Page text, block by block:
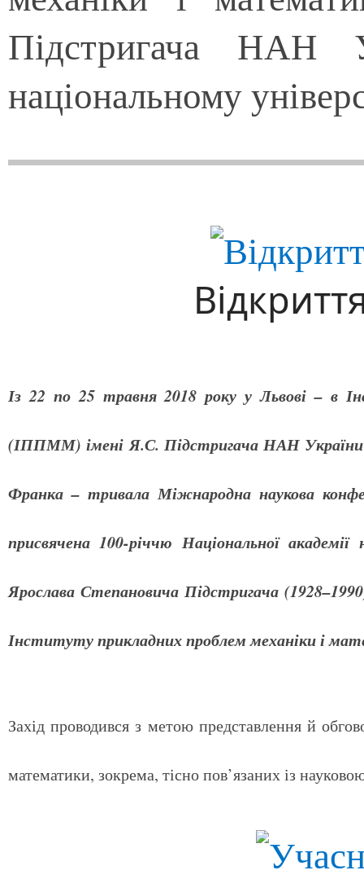
Підстригача НАН
національному
Із 22 по 25 травня 2018 року у Львові – в
(ІППММ) імені Я.С. Підстригача НАН України
Франка – тривала Міжнародна наукова
присвячена 100-річчю Національної
Ярослава Степановича Підстригача
Інституту прикладних проблем механіки і
Захід проводився з метою представлення й
математики, зокрема, тісно пов’язаних із